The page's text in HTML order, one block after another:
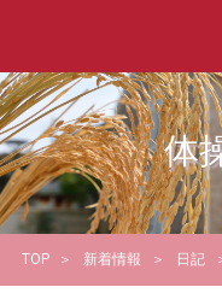
体
TOP 新着情報 日記